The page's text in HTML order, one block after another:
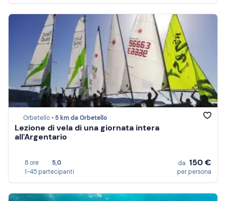
Orbetello • 5 km da Orbetello
Lezione di vela di una giornata intera
all'Argentario
8 ore
5,0
1-45 partecipanti
da 150 €
per persona